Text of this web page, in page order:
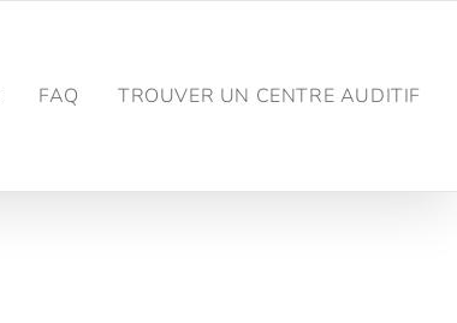
FAQ TROUVER UN CENTRE AUDITIF